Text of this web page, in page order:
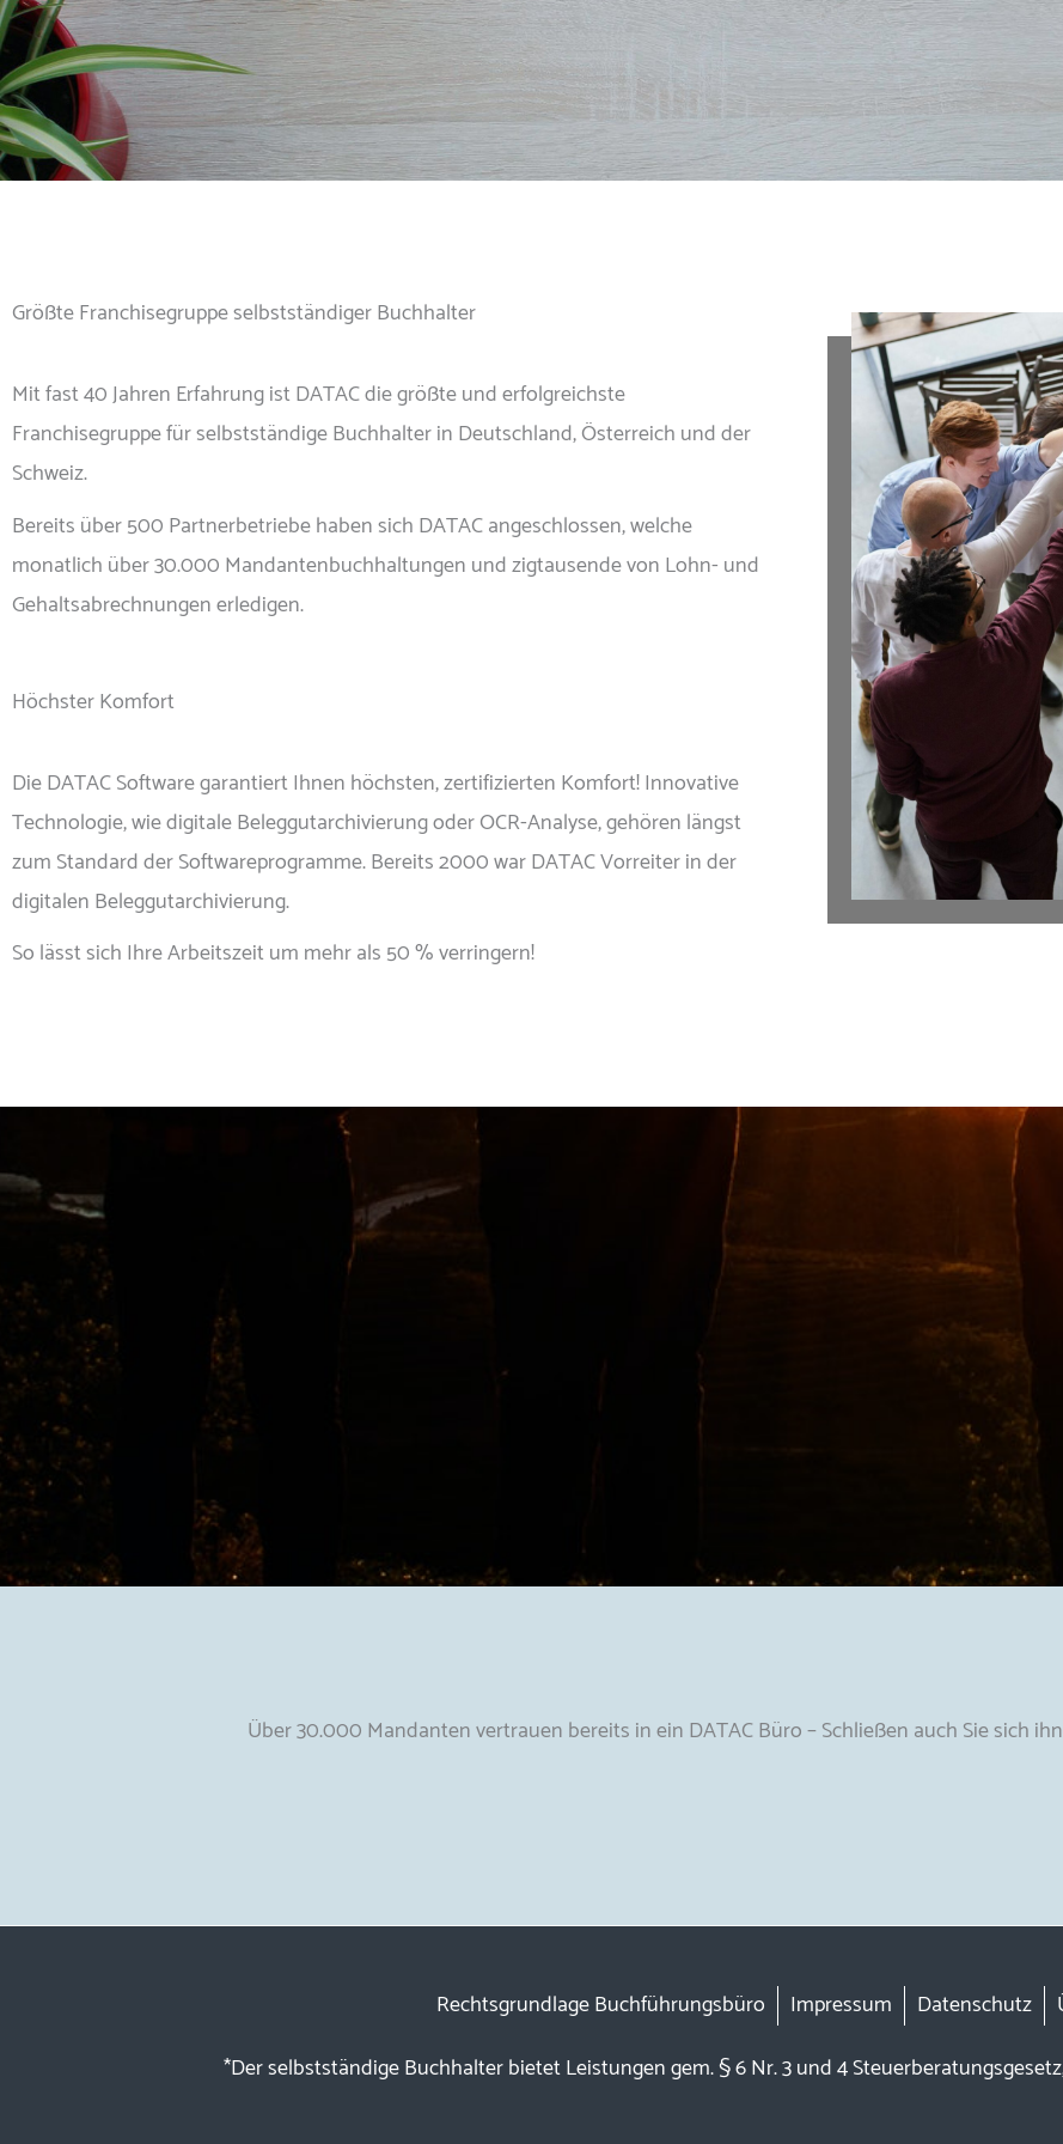
Größte Franchisegruppe selbstständiger Buchhalter
Mit fast 40 Jahren Erfahrung ist DATAC die größte und erfolgreichste
Franchisegruppe für selbstständige Buchhalter in Deutschland, Österreich und der
Schweiz.
Bereits über 500 Partnerbetriebe haben sich DATAC angeschlossen, welche
monatlich über 30.000 Mandantenbuchhaltungen und zigtausende von Lohn- und
Gehaltsabrechnungen erledigen.
Höchster Komfort
Die DATAC Software garantiert Ihnen höchsten, zertifizierten Komfort! Innovative
Technologie, wie digitale Beleggutarchivierung oder OCR-Analyse, gehören längst
zum Standard der Softwareprogramme. Bereits 2000 war DATAC Vorreiter in der
digitalen Beleggutarchivierung.
So lässt sich Ihre Arbeitszeit um mehr als 50 % verringern!
Über 30.000 Mandanten vertrauen bereits in ein DATAC Büro – Schließen auch Sie sich
Rechtsgrundlage Buchführungsbüro Impressum Datenschutz
*Der selbstständige Buchhalter bietet Leistungen gem. § 6 Nr. 3 und 4